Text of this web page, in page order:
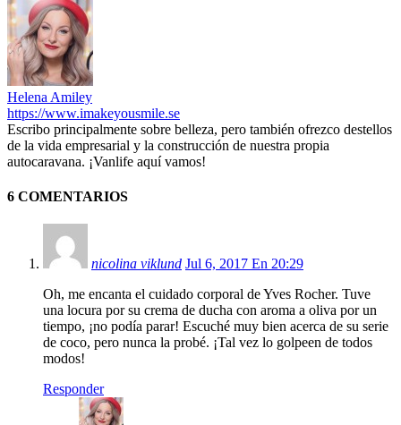
Helena Amiley
https://www.imakeyousmile.se
Escribo principalmente sobre belleza, pero también ofrezco destellos
de la vida empresarial y la construcción de nuestra propia
autocaravana. ¡Vanlife aquí vamos!
6 COMENTARIOS
nicolina viklund Jul 6, 2017 En 20:29
Oh, me encanta el cuidado corporal de Yves Rocher. Tuve
una locura por su crema de ducha con aroma a oliva por un
tiempo, ¡no podía parar! Escuché muy bien acerca de su serie
de coco, pero nunca la probé. ¡Tal vez lo golpeen de todos
modos!
Responder